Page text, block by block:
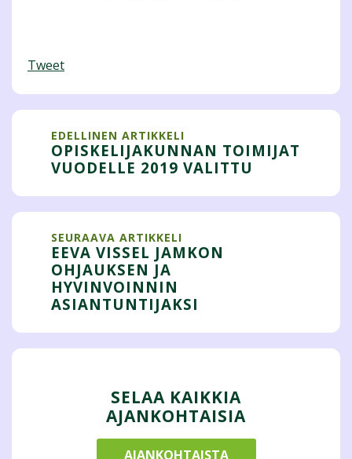
Tweet
EDELLINEN ARTIKKELI
OPISKELIJAKUNNAN TOIMIJAT
VUODELLE 2019 VALITTU
SEURAAVA ARTIKKELI
EEVA VISSEL JAMKON
OHJAUKSEN JA
HYVINVOINNIN
ASIANTUNTIJAKSI
SELAA KAIKKIA
AJANKOHTAISIA
AJANKOHTAISTA